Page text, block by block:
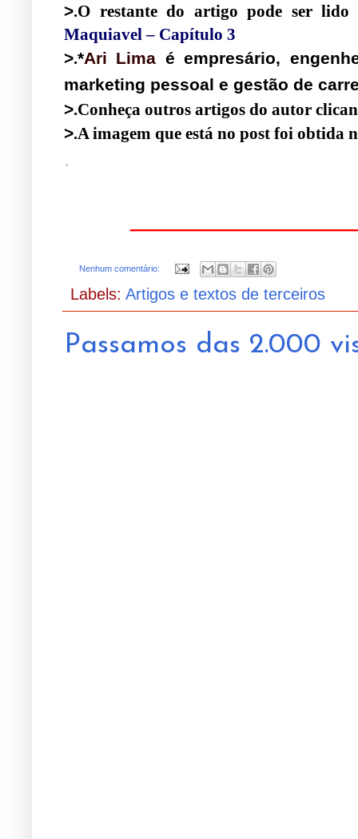
>.O restante do artigo pode ser lido
Maquiavel – Capítulo 3
>.*Ari Lima é empresário,
marketing pessoal e gestão de
>.Conheça outros artigos do autor
>.A imagem que está no post foi obtida
.
Nenhum comentário:
Labels: Artigos e textos de terceiros
Passamos das 2.000